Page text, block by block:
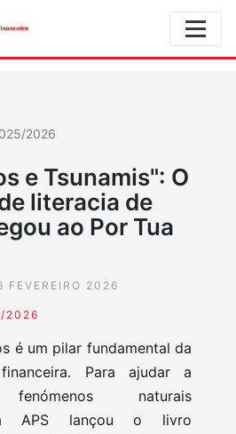
2026
e Tsunamis": O
literacia de
ao Por Tua
FEVEREIRO 2026
2026
é um pilar fundamental da
Para ajudar a
fenómenos naturais
a APS lançou o livro